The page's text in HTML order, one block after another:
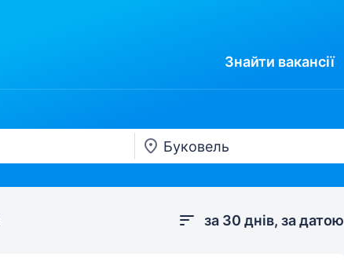
Знайти вакансії
за 30 днів, за датою